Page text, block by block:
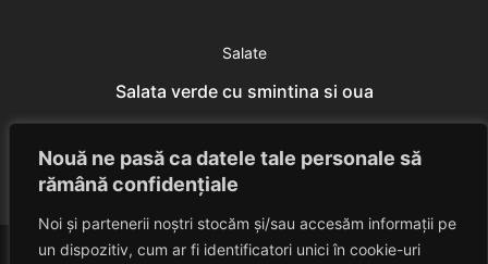
Nouă ne pasă ca datele tale personale să
rămână confidențiale
Noi și partenerii noștri stocăm și/sau accesăm informații pe
un dispozitiv, cum ar fi identificatori unici în cookie-uri
Salate
Salata verde cu smintina si oua
Eduard Nedelcu July 7, 2014